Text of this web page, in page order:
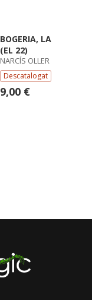
BOGERIA, LA
(EL 22)
NARCÍS OLLER
Descatalogat
9,00 €